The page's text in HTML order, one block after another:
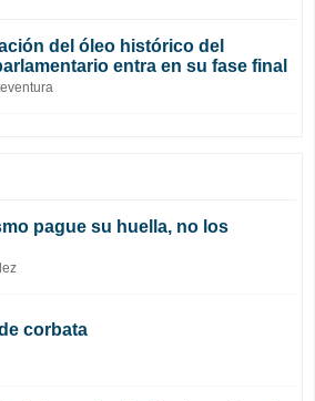
del óleo histórico del
entra en su fase final
pague su huella, no los
corbata